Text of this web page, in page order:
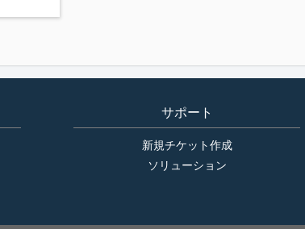
サポート
新規チケット作成
ソリューション